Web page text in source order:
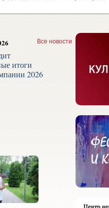
Все новости
итоги
2026